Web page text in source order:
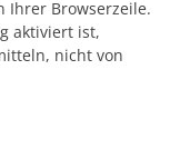
Ihrer Browserzeile.
aktiviert ist,
nicht von